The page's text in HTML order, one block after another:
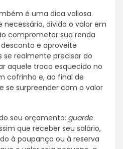
é uma dica valiosa.
necessário, divida o valor em
comprometer sua renda
e aproveite
se realmente precisar do
aquele troco esquecido no
cofrinho e, ao final de
se surpreender com o valor
seu orçamento: guarde
que receber seu salário,
à poupança ou à reserva